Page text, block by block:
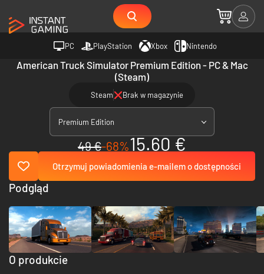
PC PlayStation Xbox Nintendo
American Truck Simulator Premium Edition - PC & Mac
(Steam)
Steam Brak w magazynie
Premium Edition
49 €-68%15.60 €
Otrzymuj powiadomienia e-mailem o dostępności
O produkcie
Podgląd